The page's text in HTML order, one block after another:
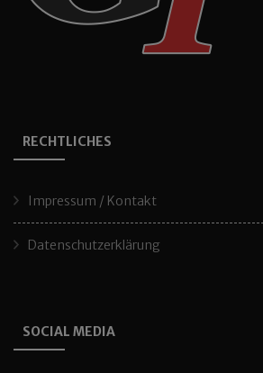
RECHTLICHES
Impressum / Kontakt
Datenschutzerklärung
SOCIAL MEDIA